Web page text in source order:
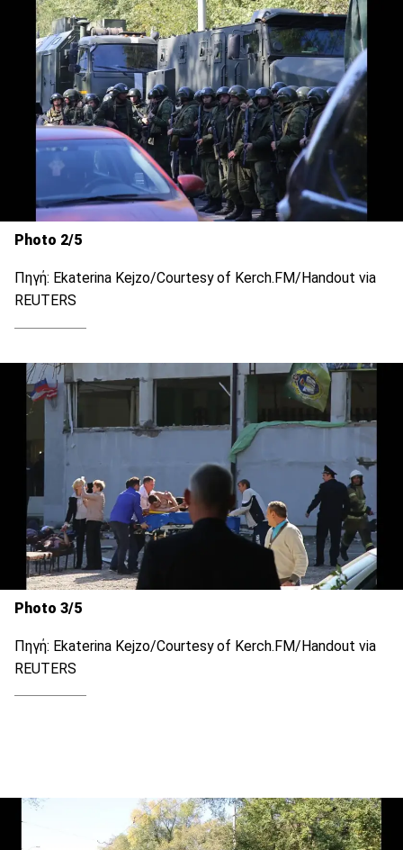
Photo 2/5
Πηγή: Ekaterina Kejzo/Courtesy of Kerch.FM/Handout via
REUTERS
Photo 3/5
Πηγή: Ekaterina Kejzo/Courtesy of Kerch.FM/Handout via
REUTERS